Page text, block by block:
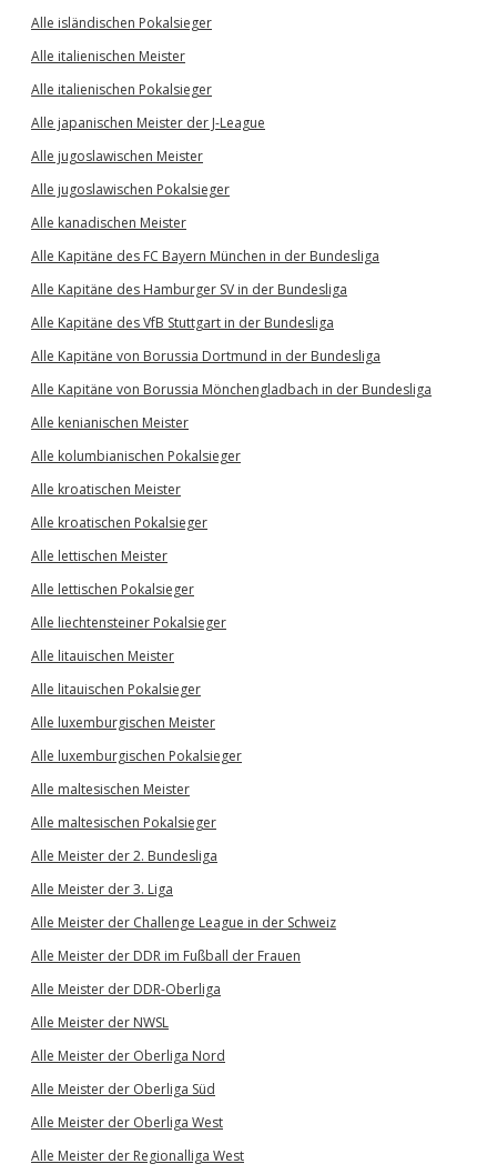
Alle isländischen Pokalsieger
Alle italienischen Meister
Alle italienischen Pokalsieger
Alle japanischen Meister der J-League
Alle jugoslawischen Meister
Alle jugoslawischen Pokalsieger
Alle kanadischen Meister
Alle Kapitäne des FC Bayern München in der Bundesliga
Alle Kapitäne des Hamburger SV in der Bundesliga
Alle Kapitäne des VfB Stuttgart in der Bundesliga
Alle Kapitäne von Borussia Dortmund in der Bundesliga
Alle Kapitäne von Borussia Mönchengladbach in der Bundesliga
Alle kenianischen Meister
Alle kolumbianischen Pokalsieger
Alle kroatischen Meister
Alle kroatischen Pokalsieger
Alle lettischen Meister
Alle lettischen Pokalsieger
Alle liechtensteiner Pokalsieger
Alle litauischen Meister
Alle litauischen Pokalsieger
Alle luxemburgischen Meister
Alle luxemburgischen Pokalsieger
Alle maltesischen Meister
Alle maltesischen Pokalsieger
Alle Meister der 2. Bundesliga
Alle Meister der 3. Liga
Alle Meister der Challenge League in der Schweiz
Alle Meister der DDR im Fußball der Frauen
Alle Meister der DDR-Oberliga
Alle Meister der NWSL
Alle Meister der Oberliga Nord
Alle Meister der Oberliga Süd
Alle Meister der Oberliga West
Alle Meister der Regionalliga West